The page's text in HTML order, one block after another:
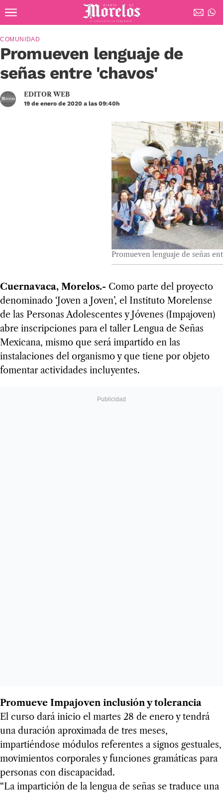
Diario de Morelos
Promueven lenguaje de
señas entre 'chavos'
COMUNIDAD
EDITOR WEB
19 de enero de 2020 a las 09:40h
Promueven lenguaje de señas
Cuernavaca, Morelos.- Como parte del proyecto
denominado ‘Joven a Joven’, el Instituto Morelense
de las Personas Adolescentes y Jóvenes (Impajoven)
abre inscripciones para el taller Lengua de Señas
Mexicana, mismo que será impartido en las
instalaciones del organismo y que tiene por objeto
fomentar actividades incluyentes.
Promueve Impajoven inclusión y tolerancia
El curso dará inicio el martes 28 de enero y tendrá
una duración aproximada de tres meses,
impartiéndose módulos referentes a signos gestuales,
movimientos corporales y funciones gramáticas para
personas con discapacidad.
“La impartición de la lengua de señas se traduce una